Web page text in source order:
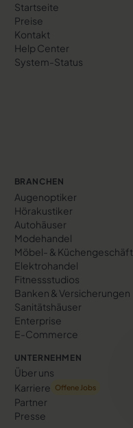
Startseite
Preise
Kontakt
Help Center
System-Status
BRANCHEN
Augenoptiker
Hörakustiker
Autohäuser
Modehandel
Möbel- & Küchengeschäft
Elektrohandel
Fitnessstudios
Banken & Versicherungen
Sanitätshäuser
Enterprise
E-Commerce
UNTERNEHMEN
Über uns
Karriere
Offene Jobs
Partner
Presse